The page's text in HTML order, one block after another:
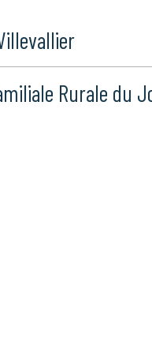
Rurale du